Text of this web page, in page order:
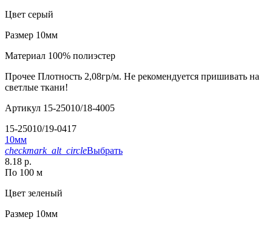
Цвет серый
Размер 10мм
Материал 100% полиэстер
Прочее Плотность 2,08гр/м. Не рекомендуется пришивать на
светлые ткани!
Артикул 15-25010/18-4005
15-25010/19-0417
10мм
checkmark_alt_circleВыбрать
8.18 р.
По 100 м
Цвет зеленый
Размер 10мм